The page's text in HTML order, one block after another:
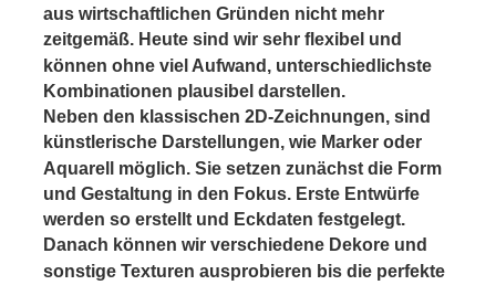
aus wirtschaftlichen Gründen nicht mehr
zeitgemäß. Heute sind wir sehr flexibel und
können ohne viel Aufwand, unterschiedlichste
Kombinationen plausibel darstellen.
Neben den klassischen 2D-Zeichnungen, sind
künstlerische Darstellungen, wie Marker oder
Aquarell möglich. Sie setzen zunächst die Form
und Gestaltung in den Fokus. Erste Entwürfe
werden so erstellt und Eckdaten festgelegt.
Danach können wir verschiedene Dekore und
sonstige Texturen ausprobieren bis die perfekte